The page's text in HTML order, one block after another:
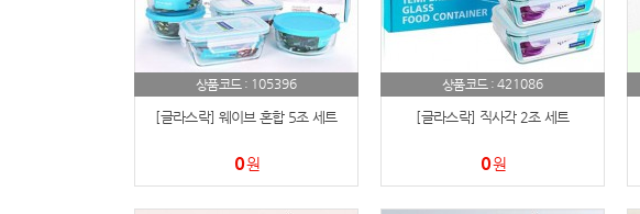
21 물티슈
22 티슈
손톱
상품코드 : 105396
[글라스락] 웨이브 혼합 5조 세트
0원
상품코드 : 421086
[글라스락] 직사각 2조 세트
0원